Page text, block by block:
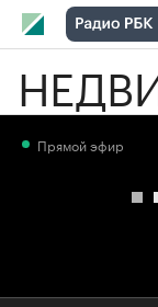
Прямой эфир